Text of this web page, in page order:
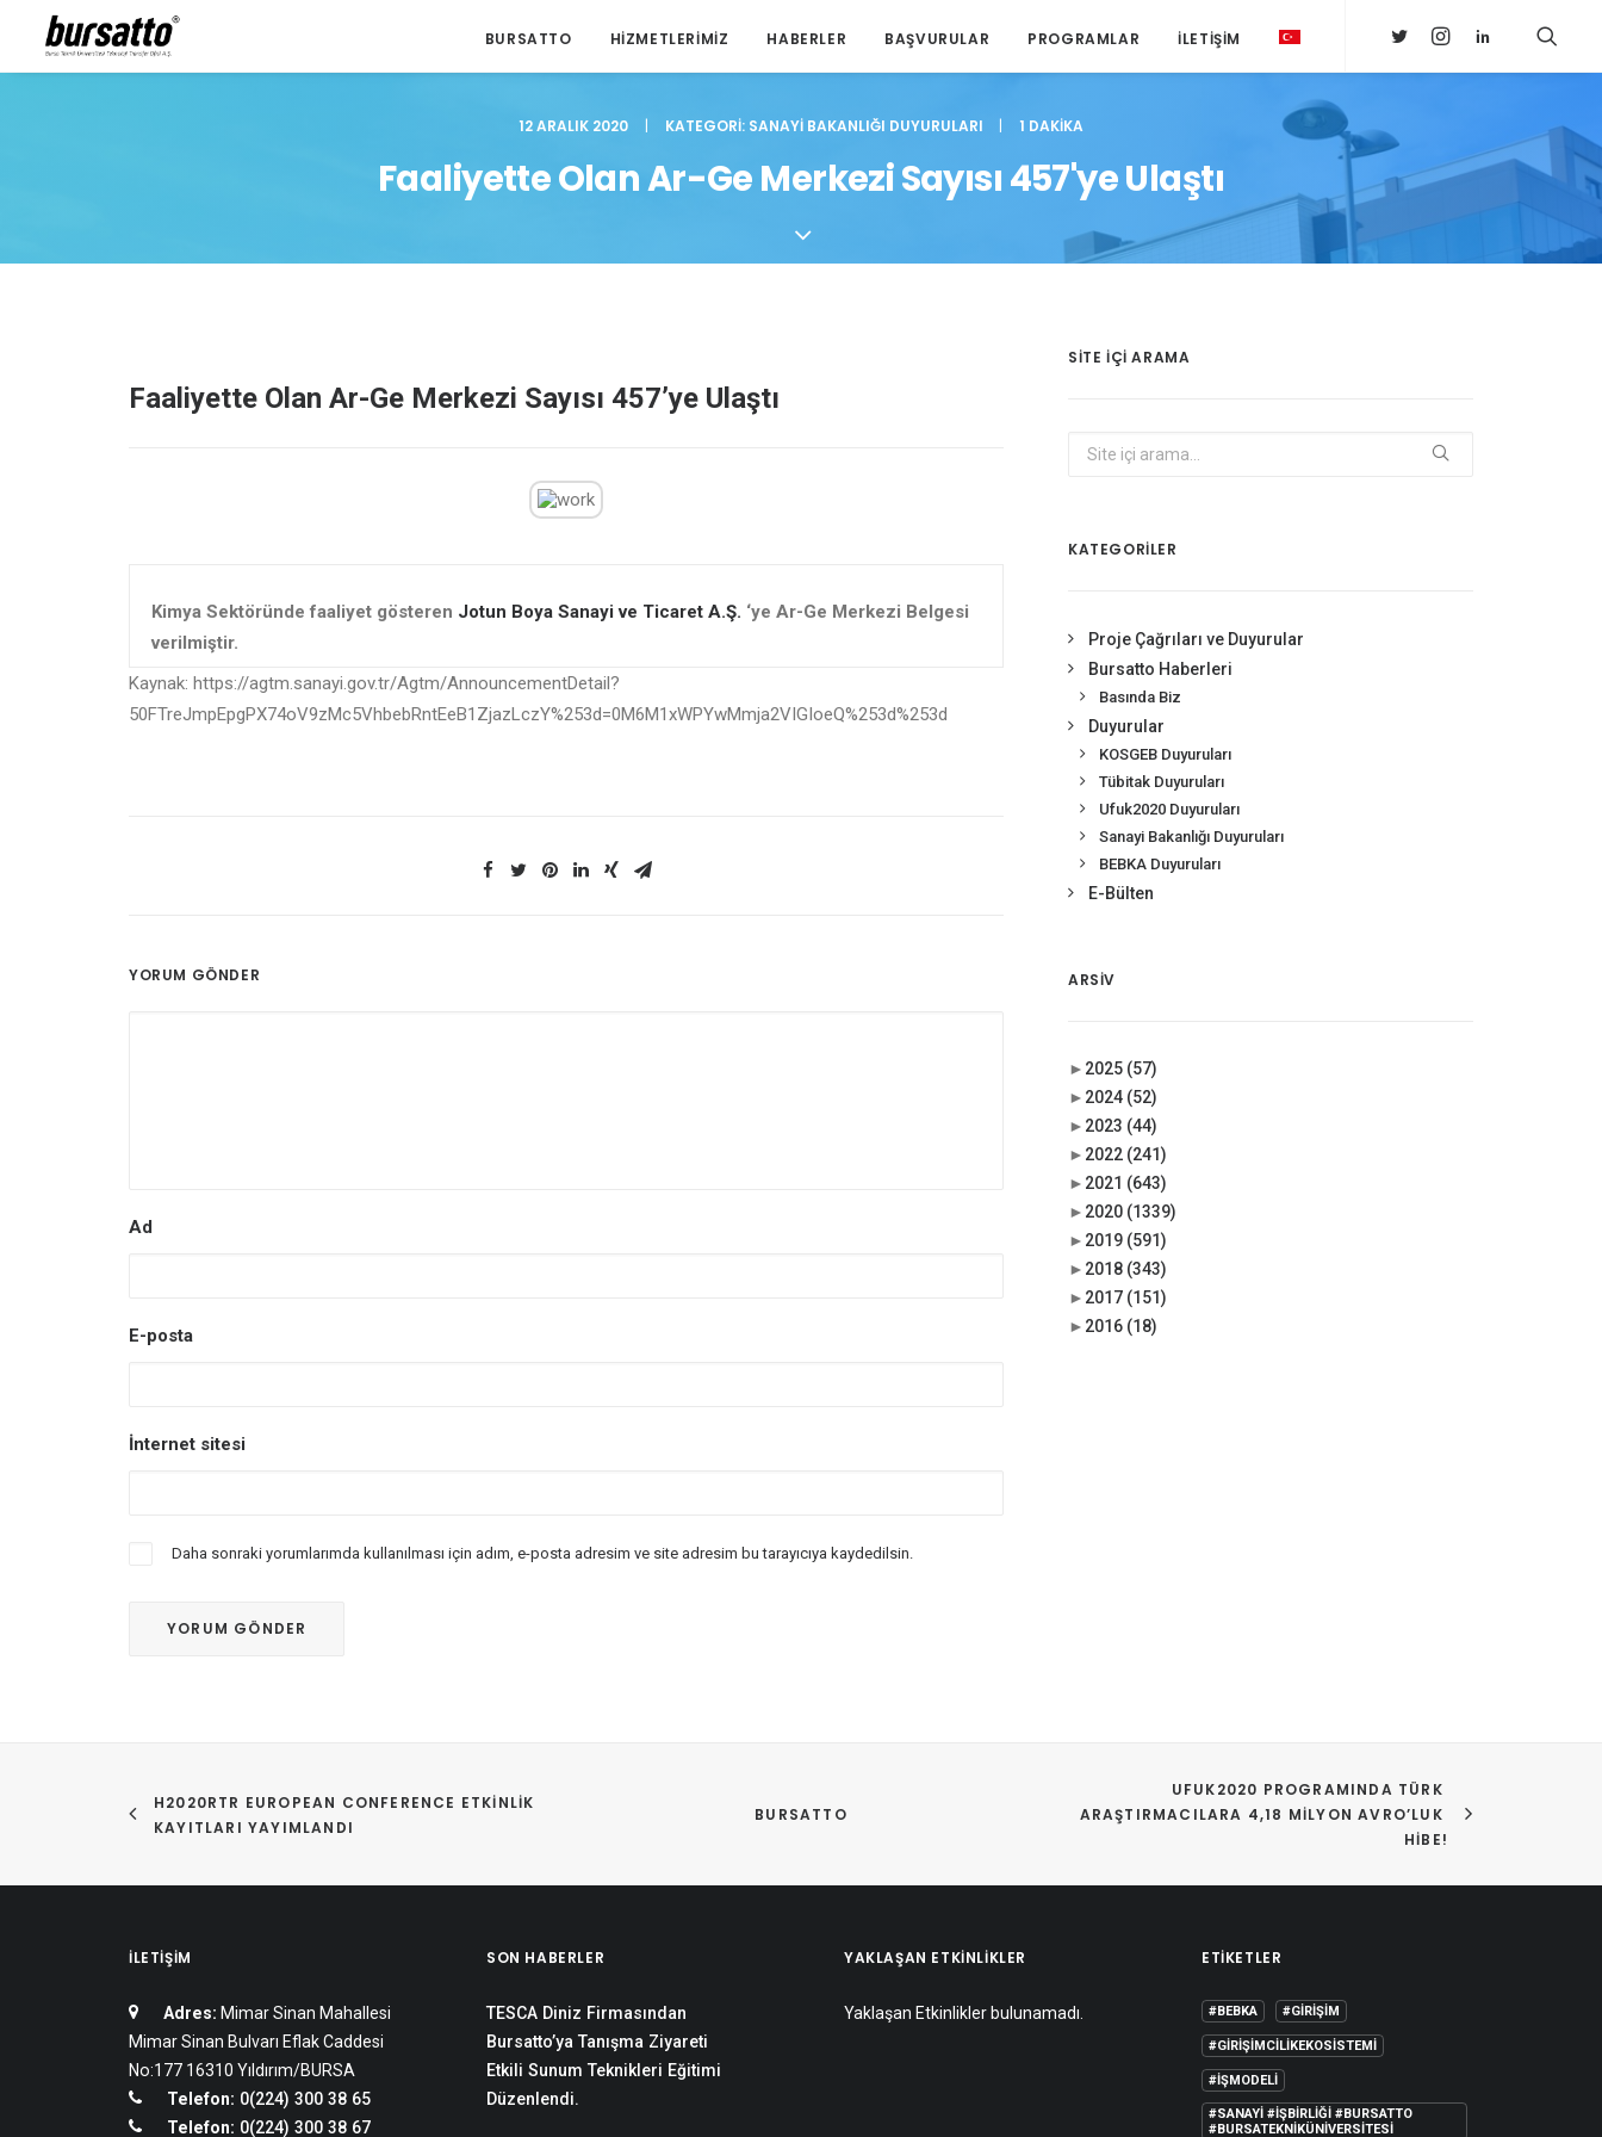
BURSATTO HIZMETLERIMIZ HABERLER BAŞVURULAR PROGRAMLAR İLETIŞIM
12 ARALIK 2020 | KATEGORI: SANAYI BAKANLIĞI DUYURULARI | 1 DAKIKA
Faaliyette Olan Ar-Ge Merkezi Sayısı 457'ye Ulaştı
Faaliyette Olan Ar-Ge Merkezi Sayısı 457’ye Ulaştı
Kimya Sektöründe faaliyet gösteren Jotun Boya Sanayi ve Ticaret A.Ş. ‘ye Ar-Ge Merkezi Belgesi
verilmiştir.
Kaynak: https://agtm.sanayi.gov.tr/Agtm/AnnouncementDetail?
50FTreJmpEpgPX74oV9zMc5VhbebRntEeB1ZjazLczY%253d=0M6M1xWPYwMmja2VIGIoeQ%253d%253d
YORUM GÖNDER
Ad
E-posta
İnternet sitesi
Daha sonraki yorumlarımda kullanılması için adım, e-posta adresim ve site adresim bu tarayıcıya kaydedilsin.
SITE IÇI ARAMA
KATEGORİLER
Proje Çağrıları ve Duyurular
Bursatto Haberleri
Basında Biz
Duyurular
KOSGEB Duyuruları
Tübitak Duyuruları
Ufuk2020 Duyuruları
Sanayi Bakanlığı Duyuruları
BEBKA Duyuruları
E-Bülten
ARSIV
► 2025 (57)
► 2024 (52)
► 2023 (44)
► 2022 (241)
► 2021 (643)
► 2020 (1339)
► 2019 (591)
► 2018 (343)
► 2017 (151)
► 2016 (18)
H2020RTR EUROPEAN CONFERENCE ETKINLIK
KAYITLARI YAYIMLANDI
BURSATTO
UFUK2020 PROGRAMINDA TÜRK
ARAŞTIRMACILARA 4,18 MILYON AVRO’LUK
HIBE!
İLETIŞIM
Adres: Mimar Sinan Mahallesi
Mimar Sinan Bulvarı Eflak Caddesi
No:177 16310 Yıldırım/BURSA
Telefon: 0(224) 300 38 65
Telefon: 0(224) 300 38 67
SON HABERLER
TESCA Diniz Firmasından
Bursatto’ya Tanışma Ziyareti
Etkili Sunum Teknikleri Eğitimi
Düzenlendi.
YAKLAŞAN ETKINLIKLER
Yaklaşan Etkinlikler bulunamadı.
ETIKETLER
#BEBKA #GIRIŞIM
#GIRIŞIMCILIKEKOSISTEMI
#IŞMODELI
#SANAYI #IŞBIRLIĞI #BURSATTO
#BURSATEKNIKÜNIVERSITESI